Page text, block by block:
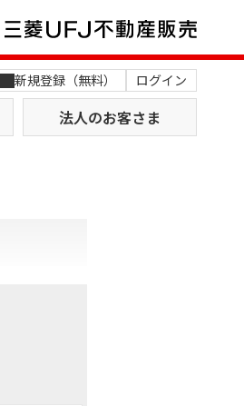
新規登録（無料） ログイン
法人のお客さま